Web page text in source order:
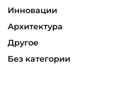
Инновации
Архитектура
Другое
Без категории